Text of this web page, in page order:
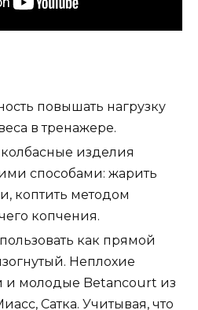
повышать нагрузку
в тренажере.
изделия
способами: жарить
коптить методом
копчения.
как прямой
Неплохие
и молодые Betancourt из
Сатка. Учитывая, что